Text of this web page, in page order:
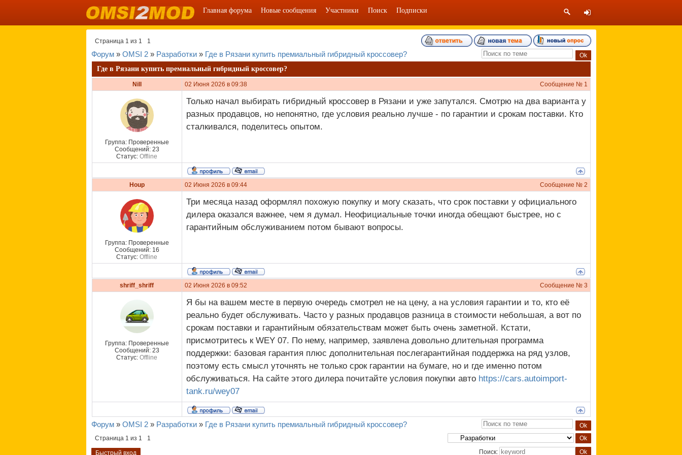
Главная форума Новые сообщения Участники Поиск Подписки
Страница 1 из 1 1
Форум » OMSI 2 » Разработки » Где в Рязани купить премиальный гибридный кроссовер?
Где в Рязани купить премиальный гибридный кроссовер?
Nill 02 Июня 2026 в 09:38 Сообщение № 1
Группа: Проверенные
Сообщений: 23
Статус: Offline
Только начал выбирать гибридный кроссовер в Рязани и уже запутался. Смотрю на два варианта у
разных продавцов, но непонятно, где условия реально лучше - по гарантии и срокам поставки. Кто
сталкивался, поделитесь опытом.
Houp 02 Июня 2026 в 09:44 Сообщение № 2
Группа: Проверенные
Сообщений: 16
Статус: Offline
Три месяца назад оформлял похожую покупку и могу сказать, что срок поставки у официального
дилера оказался важнее, чем я думал. Неофициальные точки иногда обещают быстрее, но с
гарантийным обслуживанием потом бывают вопросы.
shriff_shriff 02 Июня 2026 в 09:52 Сообщение № 3
Группа: Проверенные
Сообщений: 23
Статус: Offline
Я бы на вашем месте в первую очередь смотрел не на цену, а на условия гарантии и то, кто её
реально будет обслуживать. Часто у разных продавцов разница в стоимости небольшая, а вот по
срокам поставки и гарантийным обязательствам может быть очень заметной. Кстати,
присмотритесь к WEY 07. По нему, например, заявлена довольно длительная программа
поддержки: базовая гарантия плюс дополнительная послегарантийная поддержка на ряд узлов,
поэтому есть смысл уточнять не только срок гарантии на бумаге, но и где именно потом
обслуживаться. На сайте этого дилера почитайте условия покупки авто https://cars.autoimport-
tank.ru/wey07
Форум » OMSI 2 » Разработки » Где в Рязани купить премиальный гибридный кроссовер?
Страница 1 из 1
1
Поиск: